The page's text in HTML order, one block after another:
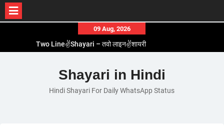
content
09 Aug, 2026
Two Line✌️Shayari – तवो लाइन✌️शायरी
Romantic Love😽Status – रोमांटिक लव😽स्टेटस
Love🥳Poetry In Hindi – लव🥳पोएट्री इन हिंदी
1 Line☝️Shayari In Hindi – १ लाइन☝️शायरी इन हिंदी
Shayari in Hindi
Hindi Shayari For Daily WhatsApp Status